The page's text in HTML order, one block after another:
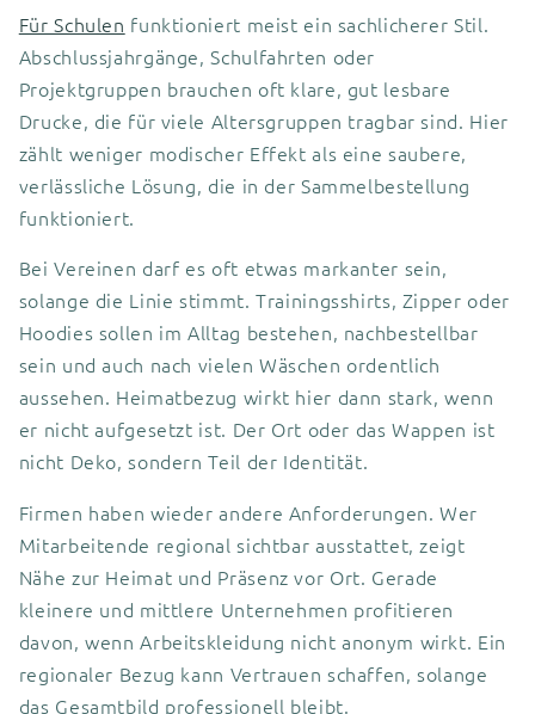
Für Schulen funktioniert meist ein sachlicherer Stil.
Abschlussjahrgänge, Schulfahrten oder
Projektgruppen brauchen oft klare, gut lesbare
Drucke, die für viele Altersgruppen tragbar sind. Hier
zählt weniger modischer Effekt als eine saubere,
verlässliche Lösung, die in der Sammelbestellung
funktioniert.
Bei Vereinen darf es oft etwas markanter sein,
solange die Linie stimmt. Trainingsshirts, Zipper oder
Hoodies sollen im Alltag bestehen, nachbestellbar
sein und auch nach vielen Wäschen ordentlich
aussehen. Heimatbezug wirkt hier dann stark, wenn
er nicht aufgesetzt ist. Der Ort oder das Wappen ist
nicht Deko, sondern Teil der Identität.
Firmen haben wieder andere Anforderungen. Wer
Mitarbeitende regional sichtbar ausstattet, zeigt
Nähe zur Heimat und Präsenz vor Ort. Gerade
kleinere und mittlere Unternehmen profitieren
davon, wenn Arbeitskleidung nicht anonym wirkt. Ein
regionaler Bezug kann Vertrauen schaffen, solange
das Gesamtbild professionell bleibt.